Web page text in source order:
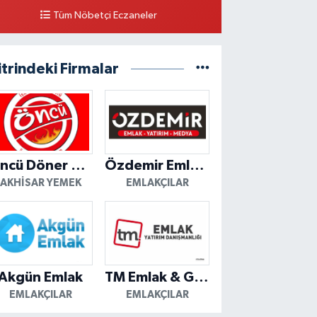
Tüm Nöbetçi Eczaneler
Firmalar
Öncü Döner Akhisar
AKHISAR YEMEK
Özdemir Emlak Yatırım
EMLAKÇILAR
Emlak
EMLAKÇILAR
TM Emlak & Gayrimenkul
EMLAKÇILAR